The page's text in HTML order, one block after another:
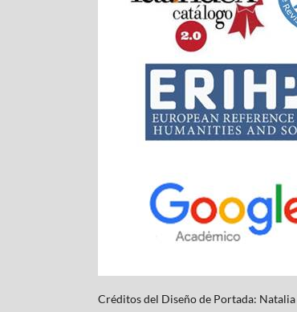
Créditos del Diseño de Portada: